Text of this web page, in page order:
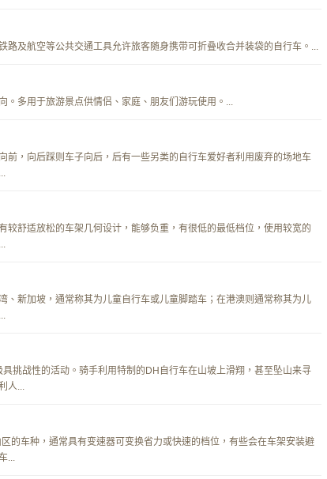
路及航空等公共交通工具允许旅客随身携带可折叠收合并装袋的自行车。...
。多用于旅游景点供情侣、家庭、朋友们游玩使用。...
前，向后踩则车子向后，后有一些另类的自行车爱好者利用废弃的场地车
较舒适放松的车架几何设计，能够负重，有很低的最低档位，使用较宽的
、新加坡，通常称其为儿童自行车或儿童脚踏车；在港澳则通常称其为儿
挑战性的活动。骑手利用特制的DH自行车在山坡上滑翔，甚至坠山来寻
人...
的车种，通常具有变速器可变换省力或快速的档位，有些会在车架安装避
...